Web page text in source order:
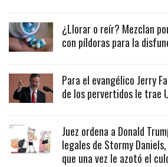
¿Llorar o reír? Mezclan
con píldoras para la
Para el evangélico Jerry
de los pervertidos le trae
Juez ordena a Donald
legales de Stormy
que una vez le azotó el